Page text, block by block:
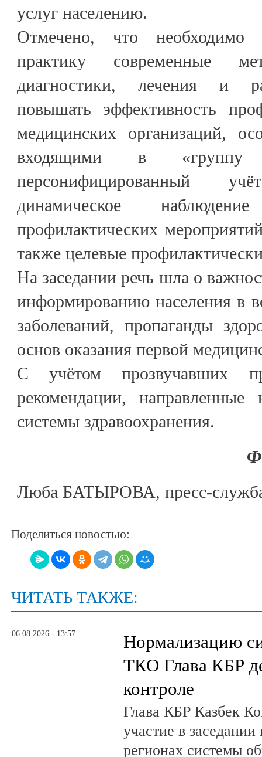
услуг населению.
Отмечено, что необходимо
практику современные
диагностики, лечения и
повышать эффективность
медицинских организаций,
входящими в «группу
персонифицированный
динамическое
профилактических
также целевые
На заседании речь шла о
информированию населения в
заболеваний, пропаганды
основ оказания первой
С учётом прозвучавших
рекомендации, направленные
системы здравоохранения.
Люба БАТЫРОВА, пресс-
Поделиться новостью:
ЧИТАТЬ ТАКЖЕ:
06.08.2026 - 13:57
Нормализацию
ТКО Глава КБР
контроле
Глава КБР Казбек
участие в
регионах системы